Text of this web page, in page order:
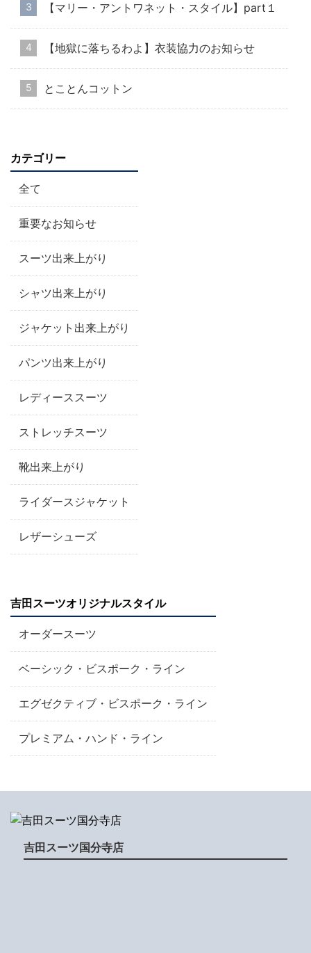
【マリー・アントワネット・スタイル】part１
【地獄に落ちるわよ】衣装協力のお知らせ
とことんコットン
カテゴリー
全て
重要なお知らせ
スーツ出来上がり
シャツ出来上がり
ジャケット出来上がり
パンツ出来上がり
レディーススーツ
ストレッチスーツ
靴出来上がり
ライダースジャケット
レザーシューズ
吉田スーツオリジナルスタイル
オーダースーツ
ベーシック・ビスポーク・ライン
エグゼクティブ・ビスポーク・ライン
プレミアム・ハンド・ライン
吉田スーツ国分寺店